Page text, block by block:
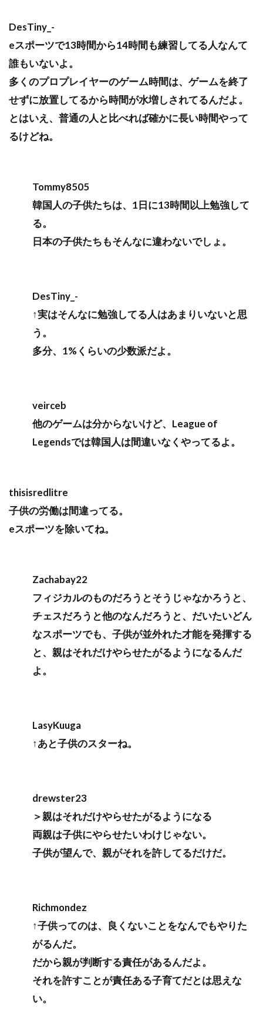
DesTiny_-
eスポーツで13時間から14時間も練習してる人なんて
誰もいないよ。
多くのプロプレイヤーのゲーム時間は、ゲームを終了
せずに放置してるから時間が水増しされてるんだよ。
とはいえ、普通の人と比べれば確かに長い時間やって
るけどね。
Tommy8505
韓国人の子供たちは、1日に13時間以上勉強して
る。
日本の子供たちもそんなに違わないでしょ。
DesTiny_-
↑実はそんなに勉強してる人はあまりいないと思
う。
多分、1%くらいの少数派だよ。
veirceb
他のゲームは分からないけど、League of
Legendsでは韓国人は間違いなくやってるよ。
thisisredlitre
子供の労働は間違ってる。
eスポーツを除いてね。
Zachabay22
フィジカルのものだろうとそうじゃなかろうと、
チェスだろうと他のなんだろうと、だいたいどん
なスポーツでも、子供が並外れた才能を発揮する
と、親はそれだけやらせたがるようになるんだ
よ。
LasyKuuga
↑あと子供のスターね。
drewster23
＞親はそれだけやらせたがるようになる
両親は子供にやらせたいわけじゃない。
子供が望んで、親がそれを許してるだけだ。
Richmondez
↑子供ってのは、良くないことをなんでもやりた
がるんだ。
だから親が判断する責任があるんだよ。
それを許すことが責任ある子育てだとは思えな
い。